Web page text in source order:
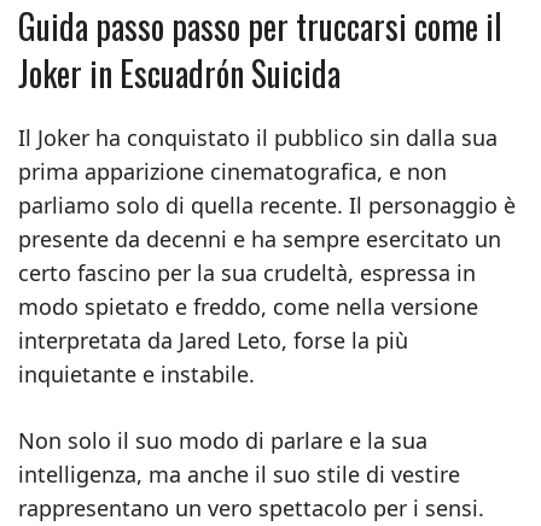
Guida passo passo per truccarsi come il
Joker in Escuadrón Suicida
Il Joker ha conquistato il pubblico sin dalla sua
prima apparizione cinematografica, e non
parliamo solo di quella recente. Il personaggio è
presente da decenni e ha sempre esercitato un
certo fascino per la sua crudeltà, espressa in
modo spietato e freddo, come nella versione
interpretata da Jared Leto, forse la più
inquietante e instabile.
Non solo il suo modo di parlare e la sua
intelligenza, ma anche il suo stile di vestire
rappresentano un vero spettacolo per i sensi.